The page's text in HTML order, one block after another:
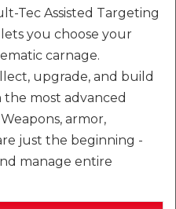
Tec Assisted Targeting
you choose your
carnage.
upgrade, and build
most advanced
armor,
just the beginning -
manage entire